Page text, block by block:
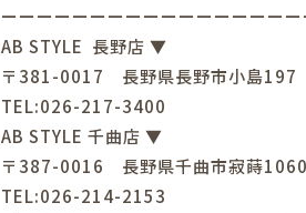
ーーーーーーーーーーーーーーーーー
AB STYLE 長野店 ▼
〒381-0017 長野県長野市小島197
TEL:026-217-3400
AB STYLE 千曲店 ▼
〒387-0016 長野県千曲市寂蒔
TEL:026-214-2153